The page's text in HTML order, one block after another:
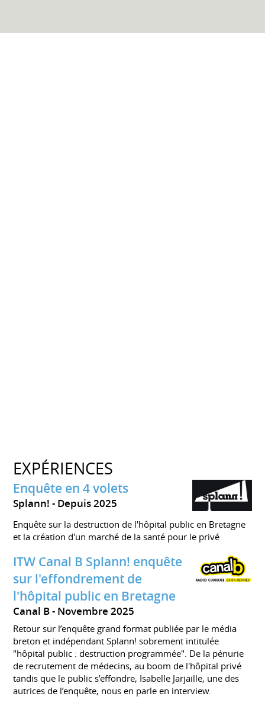
EXPÉRIENCES
Enquête en 4 volets
Splann! Depuis 2025
Enquête sur la destruction de l'hôpital public en Bretagne
et la création d'un marché de la santé pour le privé
ITW Canal B Splann! enquête
sur l'effondrement de
l'hôpital public en Bretagne
Canal B Novembre 2025
Retour sur l’enquête grand format publiée par le média
breton et indépendant Splann! sobrement intitulée
"hôpital public : destruction programmée". De la pénurie
de recrutement de médecins, au boom de l'hôpital privé
tandis que le public s’effondre, Isabelle Jarjaille, une des
autrices de l’enquête, nous en parle en interview.